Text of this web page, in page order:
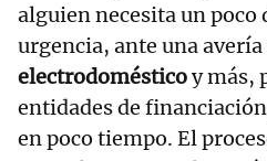
alguien necesita un poco
urgencia, ante una
electrodomésticoy más,
entidades de
en poco tiempo. El